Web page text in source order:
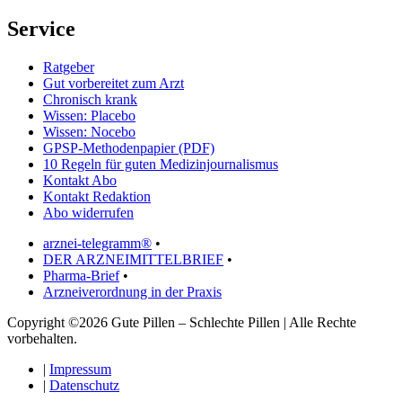
Service
Ratgeber
Gut vorbereitet zum Arzt
Chronisch krank
Wissen: Placebo
Wissen: Nocebo
GPSP-Methodenpapier (PDF)
10 Regeln für guten Medizinjournalismus
Kontakt Abo
Kontakt Redaktion
Abo widerrufen
arznei-telegramm® •
DER ARZNEIMITTELBRIEF •
Pharma-Brief•
Arzneiverordnung in der Praxis
Copyright ©2026 Gute Pillen – Schlechte Pillen | Alle Rechte
vorbehalten.
| Impressum
| Datenschutz